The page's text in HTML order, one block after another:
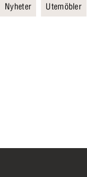
Nyheter Utemöbler